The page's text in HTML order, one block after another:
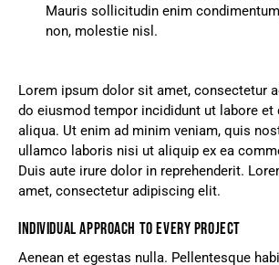
Mauris sollicitudin enim
non, molestie nisl.
Lorem ipsum dolor sit amet, consectetur
do eiusmod tempor incididunt ut labore et
aliqua. Ut enim ad minim veniam, quis
ullamco laboris nisi ut aliquip ex ea
Duis aute irure dolor in reprehenderit.
amet, consectetur adipiscing elit.
INDIVIDUAL APPROACH TO EVERY PROJECT
Aenean et egestas nulla. Pellentesque